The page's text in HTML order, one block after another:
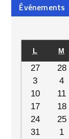
Événements
L M
27 28
3
4
10
11
17
18
24
25
31
1